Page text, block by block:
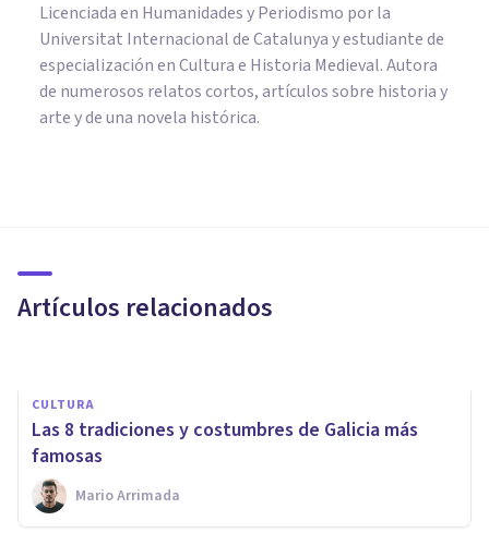
Licenciada en Humanidades y Periodismo por la
Universitat Internacional de Catalunya y estudiante de
especialización en Cultura e Historia Medieval. Autora
de numerosos relatos cortos, artículos sobre historia y
arte y de una novela histórica.
Artículos relacionados
implicaciones en nuestra vida
CULTURA
Las 8 tradiciones y costumbres de Galicia más
famosas
Mario Arrimada